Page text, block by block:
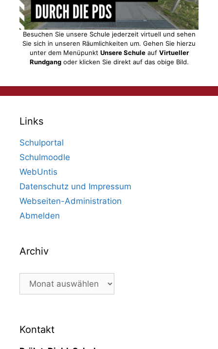
Besuchen Sie unsere Schule jederzeit virtuell und sehen
Sie sich in unseren Räumlichkeiten um. Gehen Sie hierzu
unter dem Menüpunkt Unsere Schuleauf Virtueller
Rundgangoder klicken Sie direkt auf das obige Bild.
Links
Schulportal
Schulmoodle
WebUntis
Datenschutz und Impressum
Webseiten-Administration
Abmelden
Archiv
Archiv
Kontakt